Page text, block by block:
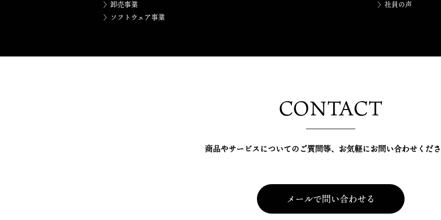
〉卸売事業
〉ソフトウェア事業
〉社員の声
CONTACT
商品やサービスについてのご質問等、 お気軽にお問い合わせくだ
メールで問い合わせる